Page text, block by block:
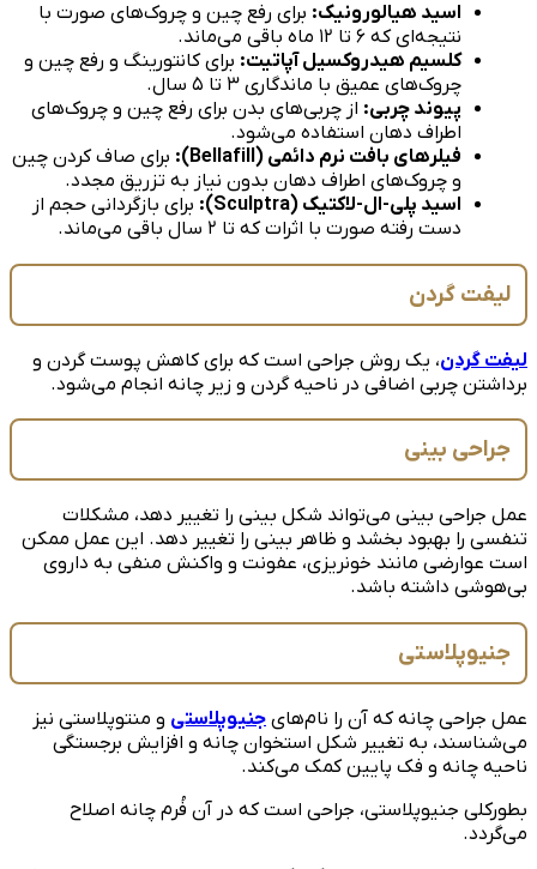
اسید هیالورونیک: برای رفع چین و چروک‌های صورت با
نتیجه‌ای که ۶ تا ۱۲ ماه باقی می‌ماند.
کلسیم هیدروکسیل آپاتیت: برای کانتورینگ و رفع چین و
چروک‌های عمیق با ماندگاری ۳ تا ۵ سال.
پیوند چربی: از چربی‌های بدن برای رفع چین و چروک‌های
اطراف دهان استفاده می‌شود.
فیلرهای بافت نرم دائمی (Bellafill):
برای صاف کردن چین
و چروک‌های اطراف دهان بدون نیاز به تزریق مجدد.
اسید پلی-ال-لاکتیک (Sculptra):
برای بازگردانی حجم از
دست رفته صورت با اثرات که تا ۲ سال باقی می‌ماند.
لیفت گردن
لیفت گردن، یک روش جراحی است که برای کاهش پوست گردن و
برداشتن چربی اضافی در ناحیه گردن و زیر چانه انجام می‌شود.
جراحی بینی
عمل جراحی بینی می‌تواند شکل بینی را تغییر دهد، مشکلات
تنفسی را بهبود بخشد و ظاهر بینی را تغییر دهد. این عمل ممکن
است عوارضی مانند خونریزی، عفونت و واکنش منفی به داروی
بی‌هوشی داشته باشد.
جنیوپلاستی
عمل جراحی چانه که آن را نام‌های جنیوپلاستی و منتوپلاستی نیز
می‌شناسند، به تغییر شکل استخوان چانه و افزایش برجستگی
ناحیه چانه و فک پایین کمک می‌کند.
بطورکلی جنیوپلاستی، جراحی است که در آن فُرم چانه اصلاح
می‌گردد.